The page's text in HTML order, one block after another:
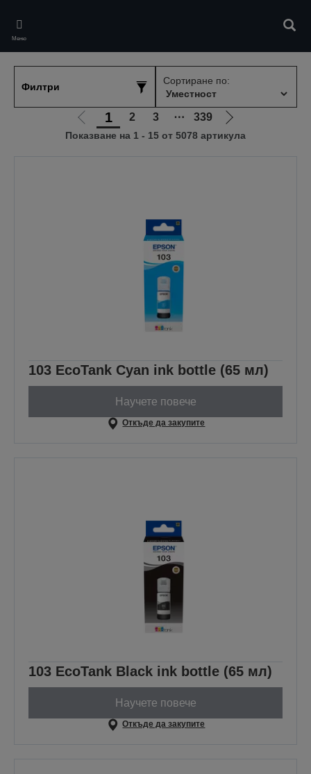
main
content
Меню
Филтри
Сортиране по:
Отиди
на
1 2 3 ⋯ 339
Отиди
на
Показване на 1 - 15 от 5078 артикула
103 EcoTank Cyan ink bottle (65 мл)
Научете повече
Откъде да закупите
103 EcoTank Black ink bottle (65 мл)
Научете повече
Откъде да закупите